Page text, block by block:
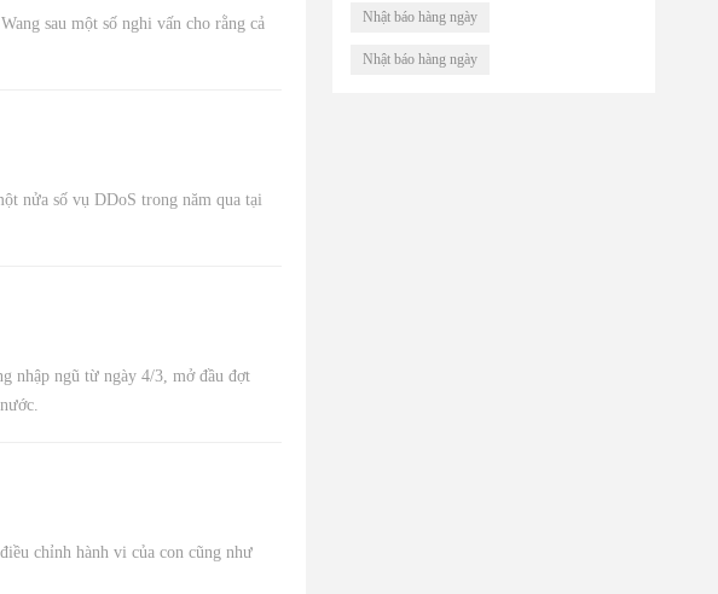
sau một số nghi vấn cho rằng cả
nửa số vụ DDoS trong năm qua tại
nhập ngũ từ ngày 4/3, mở đầu đợt
chỉnh hành vi của con cũng như
Nhật báo hàng ngày
Nhật báo hàng ngày